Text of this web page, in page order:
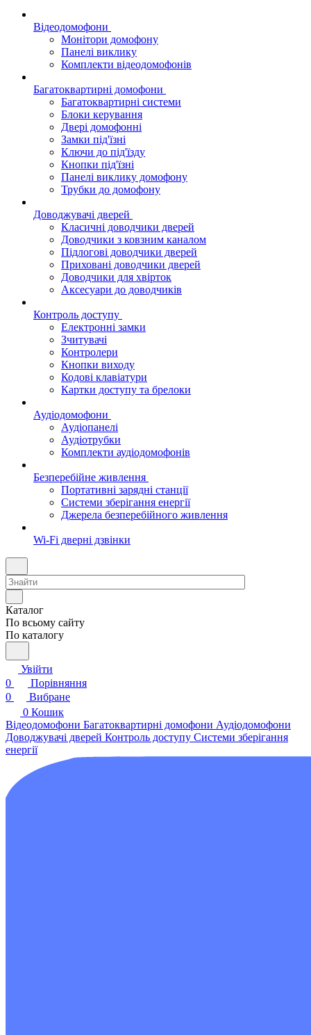
Відеодомофони
Монітори домофону
Панелі виклику
Комплекти відеодомофонів
Багатоквартирні домофони
Багатоквартирні системи
Блоки керування
Двері домофонні
Замки під'їзні
Ключи до під'їзду
Кнопки під'їзні
Панелі виклику домофону
Трубки до домофону
Доводжувачі дверей
Класичні доводчики дверей
Доводчики з ковзним каналом
Підлогові доводчики дверей
Приховані доводчики дверей
Доводчики для хвірток
Аксесуари до доводчиків
Контроль доступу
Електронні замки
Зчитувачі
Контролери
Кнопки виходу
Кодові клавіатури
Картки доступу та брелоки
Аудіодомофони
Аудіопанелі
Аудіотрубки
Комплекти аудіодомофонів
Безперебійне живлення
Портативні зарядні станції
Системи зберігання енергії
Джерела безперебійного живлення
Wi-Fi дверні дзвінки
Каталог
По всьому сайту
По каталогу
Увійти
0
Порівняння
0
Вибране
0 Кошик
Відеодомофони Багатоквартирні домофони Аудіодомофони
Доводжувачі дверей Контроль доступу Системи зберігання
енергії